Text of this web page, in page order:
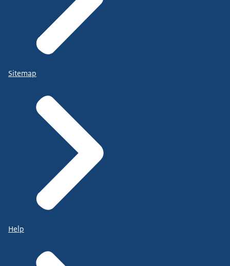
Sitemap
Help